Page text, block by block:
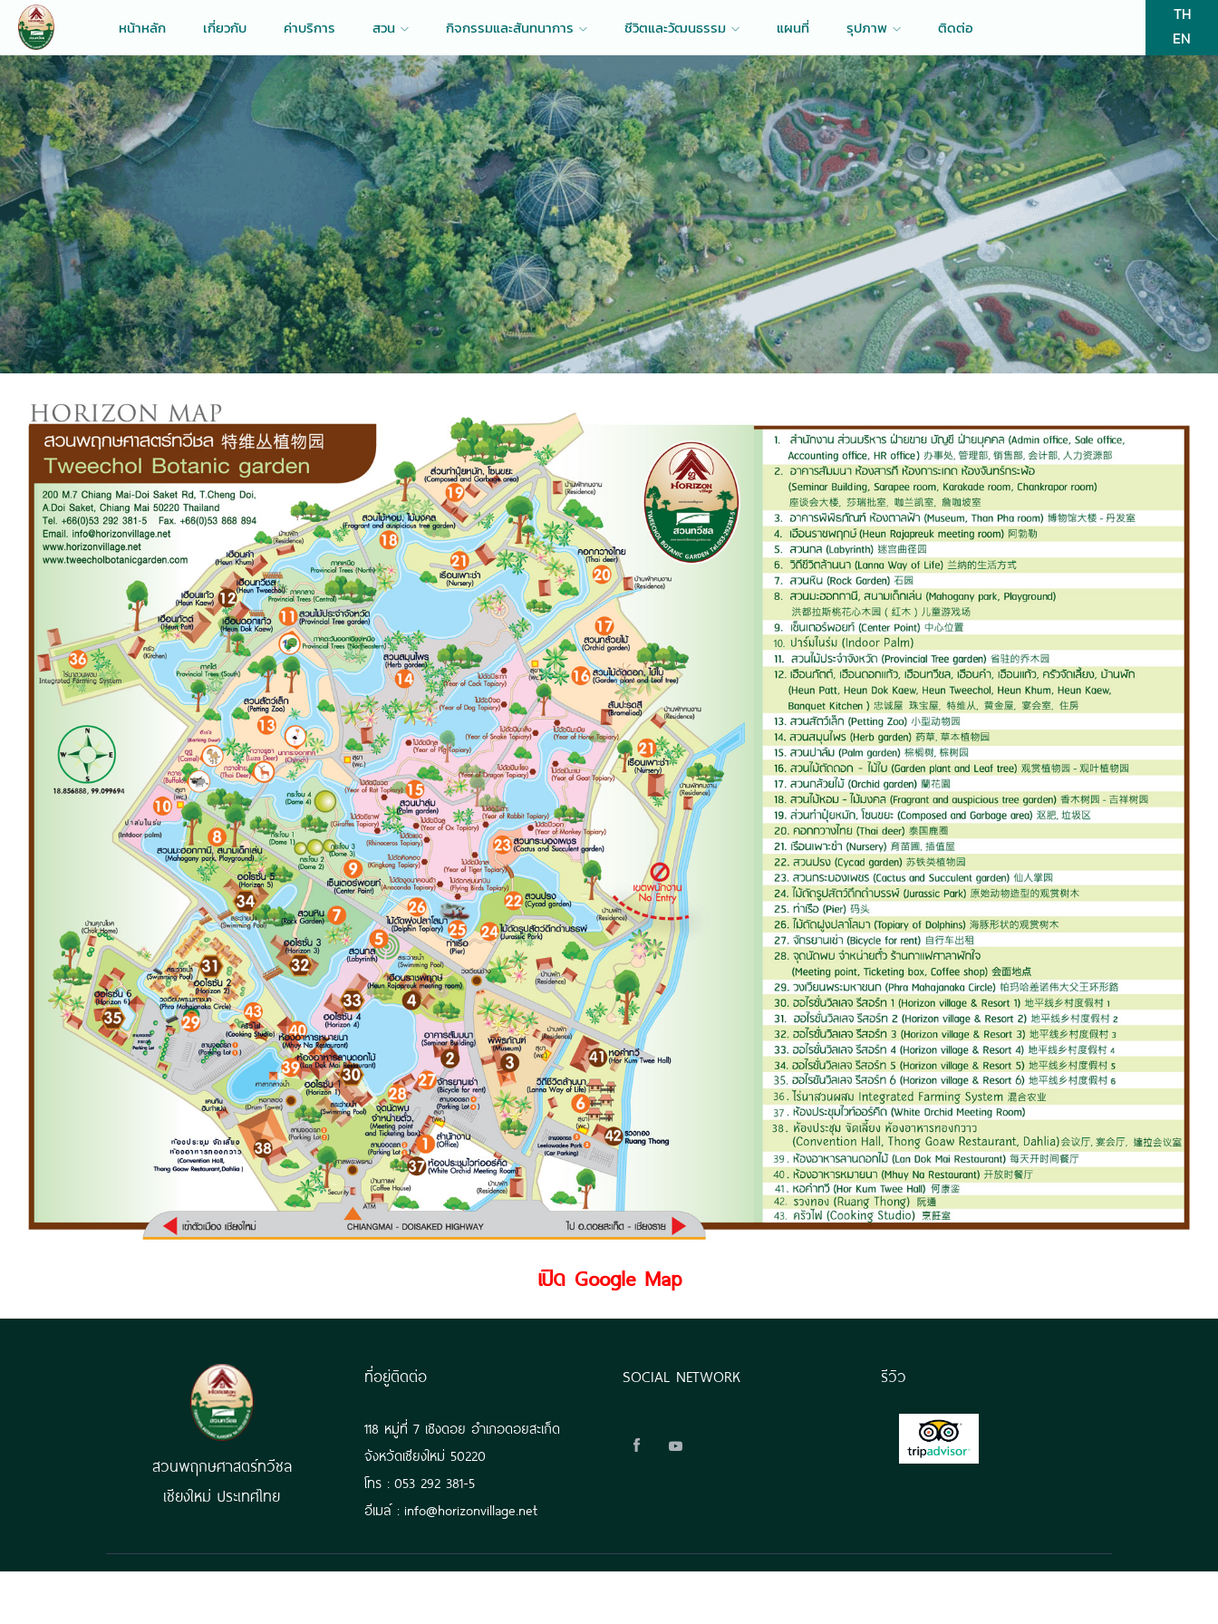
หน้าหลัก เกี่ยวกับ ค่าบริการ สวน กิจกรรมและสันทนาการ ชีวิตและวัฒนธรรม แผนที่ รุปภาพ ติดต่อ
TH
EN
เปิด Google Map
สวนพฤกษศาสตร์ทวีชล
เชียงใหม่ ประเทศไทย
ที่อยู่ติดต่อ
118 หมู่ที่ 7 เชิงดอย อำเภอดอยสะเก็ด
จังหวัดเชียงใหม่ 50220
โทร : 053 292 381-5
อีเมล์ : info@horizonvillage.net
SOCIAL NETWORK รีวิว